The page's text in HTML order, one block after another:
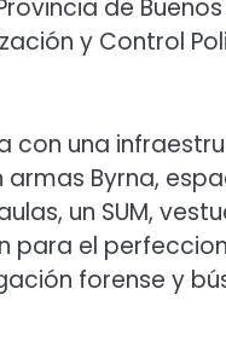
de
y Control
con una
Byrna,
un SUM,
para el
forense y